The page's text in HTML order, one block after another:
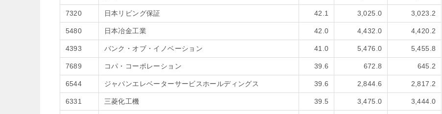
7320 日本リビング保証 42.1 3,025.0 3,023.2
5480 日本冶金工業 42.0 4,432.0 4,420.2
4393 バンク・オブ・イノベーション 41.0 5,476.0 5,455.8
7689 コパ・コーポレーション 39.6 672.8 645.2
6544 ジャパンエレベーターサービスホールディングス 39.6 2,844.6 2,817.2
6331 三菱化工機 39.5 3,475.0 3,444.0